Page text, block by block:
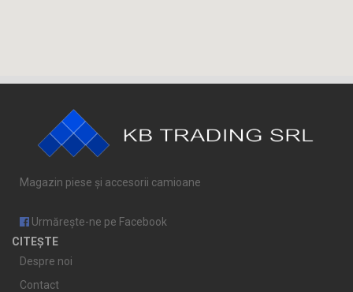
Magazin piese și accesorii camioane
Urmărește-ne pe Facebook
CITEȘTE
Despre noi
Contact